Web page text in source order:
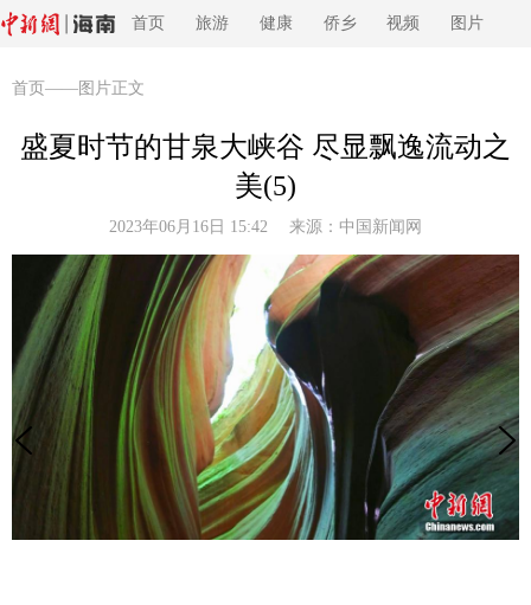
首页 旅游 健康 侨乡 视频 图片
首页 ——图片正文
盛夏时节的甘泉大峡谷 尽显飘逸流动之
美(5)
2023年06月16日 15:42 来源： 中国新闻网